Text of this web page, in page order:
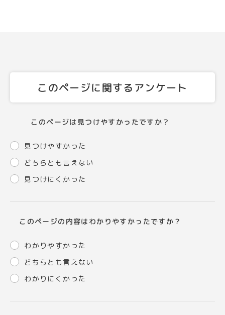
このページに関するアンケート
このページは見つけやすかったですか？
見つけやすかった
どちらとも言えない
見つけにくかった
このページの内容はわかりやすかったですか？
わかりやすかった
どちらとも言えない
わかりにくかった